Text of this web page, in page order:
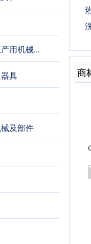
用机械...
具
及部件
商